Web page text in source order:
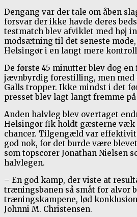
Dengang var der tale om åben
forsvar der ikke havde deres
testmatch blev afviklet med høj
modsætning til det seneste møde,
Helsingør i en langt mere
De første 45 minutter blev dog en
jævnbyrdig forestilling, men med
Galls tropper. Ikke mindst i det
presset blev lagt langt fremme på
Anden halvleg blev overtaget
Helsingør fik holdt gæsterne væk
chancer. Tilgengæld var
god nok, for det burde være
som topscorer Jonathan Nielsen
halvlegen.
– En god kamp, der viste at
træningsbanen så småt for alvor
træningskampene, lød
Johnni M. Christensen.